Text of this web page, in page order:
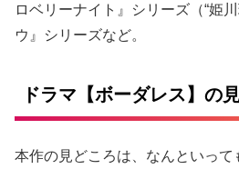
ロベリーナイト』シリーズ（“姫
ウ』シリーズなど。
ドラマ【ボーダレス】の
本作の見どころは、なんといって